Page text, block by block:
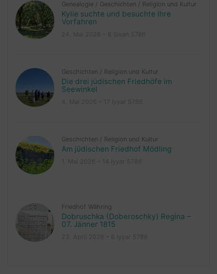
Genealogie / Geschichten / Religion und Kultur
Kylie suchte und besuchte ihre
Vorfahren
Geschichten / Religion und Kultur
Die drei jüdischen Friedhöfe im
Seewinkel
Geschichten / Religion und Kultur
Am jüdischen Friedhof Mödling
Friedhof Währing
Dobruschka (Doberoschky) Regina –
07. Jänner 1815